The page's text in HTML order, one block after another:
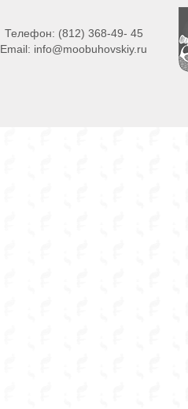
Телефон: (812) 368-49- 45
Email: info@moobuhovskiy.ru